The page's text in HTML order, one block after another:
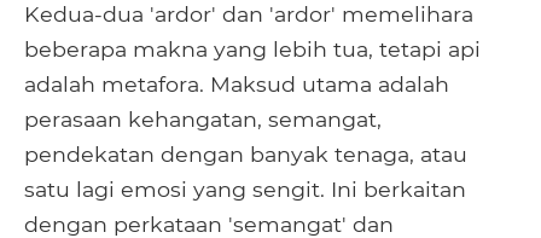
Kedua-dua 'ardor' dan 'ardor' memelihara
beberapa makna yang lebih tua, tetapi api
adalah metafora. Maksud utama adalah
perasaan kehangatan, semangat,
pendekatan dengan banyak tenaga, atau
satu lagi emosi yang sengit. Ini berkaitan
dengan perkataan 'semangat' dan